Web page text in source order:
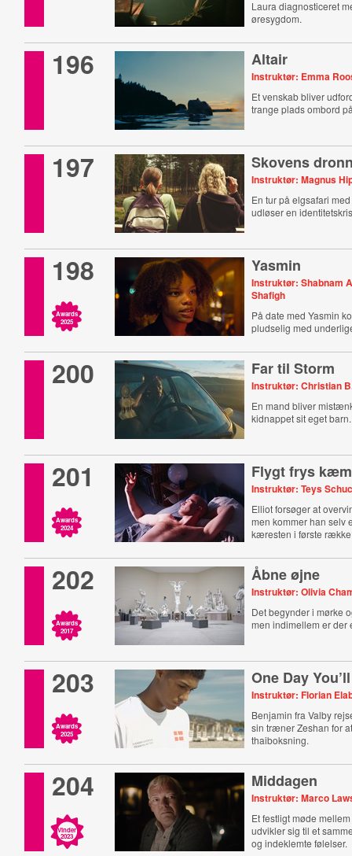
Laura diagnosticeret
øresygdom.
196 Altair
Instruktør: Emma
Et venskab bliver
trange plads ombord
197 Skovens
Instruktør: Magnus
En tur på elgsafari
udløser en
198
Awards
2025
Yasmin
Instruktør: Shabnam
Shafigh
På date med Yasmin
pludselig med
200 Far til Storm
Instruktør: Christian
En mand bliver
kidnappet sit eget barn.
201
Awards
2024
Flygt frys
Instruktør: Teys
Elliot forsøger at
men kommer han selv
kæresten i første
202
Awards
2017
Åbne øjne
Instruktør: Olivia
Det begynder i mørke
men indimellem er der
203
Awards
2025
One Day
Instruktør: Florian
Benjamin fra Valby
sin træner Zeshan for
thaiboksning.
204
Vinder
2023
Middagen
Instruktør: Marco
Et festligt møde
udvikler sig til et
og indeklemte følelser.